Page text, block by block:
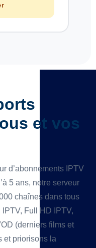
et vos
d’abonnements IPTV
5 ans, notre serveur
chaînes dans tous
Full HD IPTV,
(derniers films et
et priorisons la